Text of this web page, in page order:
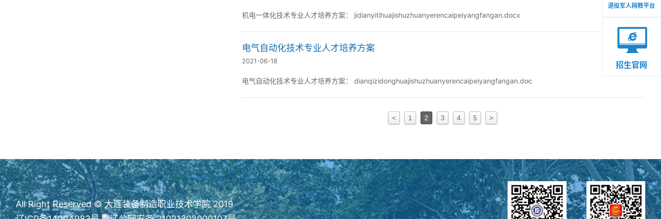
机电一体化技术专业人才培养方案： jidianyitihuajishuzhuanyerencaipeiyangfangan.docx
电气自动化技术专业人才培养方案
2021-06-18
电气自动化技术专业人才培养方案： dianqizidonghuajishuzhuanyerencaipeiyangfangan.doc
< 1 2 3 4 5 >
退役军人网教平台
招生官网
All Right Reserved © 大连装备制造职业技术学院 2019